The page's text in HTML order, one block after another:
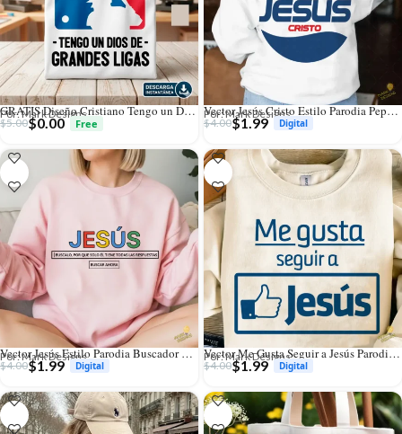
GRATIS Diseño Cristiano Tengo un Dios de Grandes Ligas Vector para Sublimación
Por: Mark Designs
$5.00$0.00
Vector Jesús Cristo Estilo Parodia Pepsi para Sublimación y Vinilo
Por: Mark Designs
$4.00$1.99
Vector Jesús Estilo Parodia Buscador Google para Sublimación
Por: Mark Designs
$4.00$1.99
Vector Me Gusta Seguir a Jesús Parodia Facebook para Sublimación
Por: Mark Designs
$4.00$1.99